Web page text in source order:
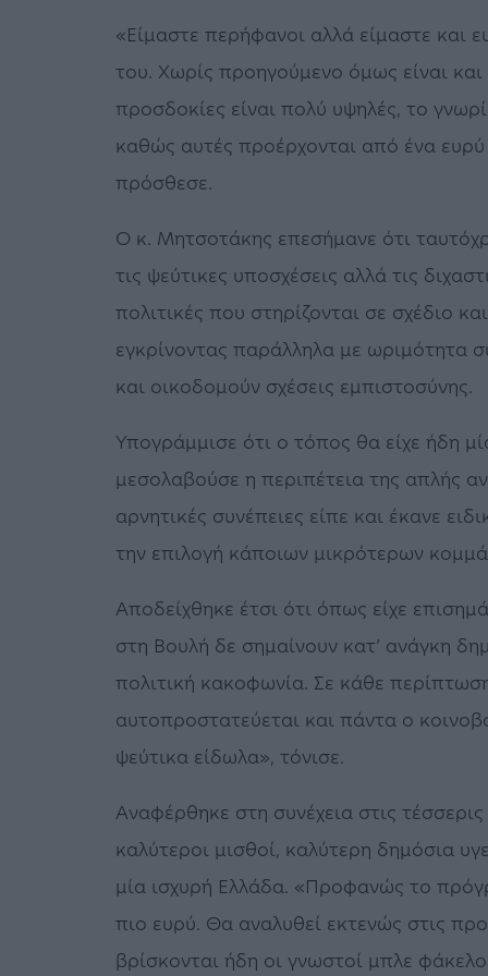
«Είμαστε περήφανοι αλλά είμαστε και
του. Χωρίς προηγούμενο όμως είναι
προσδοκίες είναι πολύ υψηλές, το
καθώς αυτές προέρχονται από ένα
πρόσθεσε.
Ο κ. Μητσοτάκης επεσήμανε ότι
τις ψεύτικες υποσχέσεις αλλά τις
πολιτικές που στηρίζονται σε σχέδιο
εγκρίνοντας παράλληλα με ωριμότητα
και οικοδομούν σχέσεις εμπιστοσύνης.
Υπογράμμισε ότι ο τόπος θα είχε ήδη
μεσολαβούσε η περιπέτεια της απλής
αρνητικές συνέπειες είπε και έκανε
την επιλογή κάποιων μικρότερων
Αποδείχθηκε έτσι ότι όπως είχε
στη Βουλή δε σημαίνουν κατ’ ανάγκη
πολιτική κακοφωνία. Σε κάθε
αυτοπροστατεύεται και πάντα ο
ψεύτικα είδωλα», τόνισε.
Αναφέρθηκε στη συνέχεια στις
καλύτεροι μισθοί, καλύτερη δημόσια
μία ισχυρή Ελλάδα. «Προφανώς το
πιο ευρύ. Θα αναλυθεί εκτενώς στις
βρίσκονται ήδη οι γνωστοί μπλε